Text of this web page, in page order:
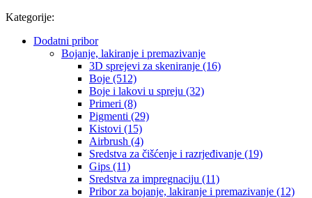
Kategorije:
Dodatni pribor
Bojanje, lakiranje i premazivanje
3D sprejevi za skeniranje (16)
Boje (512)
Boje i lakovi u spreju (32)
Primeri (8)
Pigmenti (29)
Kistovi (15)
Airbrush (4)
Sredstva za čišćenje i razrjeđivanje (19)
Gips (11)
Sredstva za impregnaciju (11)
Pribor za bojanje, lakiranje i premazivanje (12)